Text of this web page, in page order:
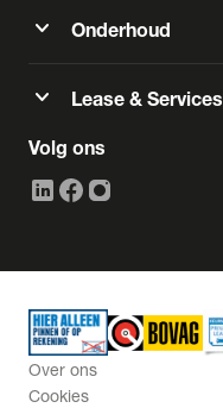
expand_more Onderhoud
expand_more Lease & Services
Volg ons
Over ons
Cookies